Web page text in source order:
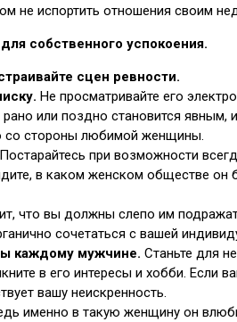
не испортить отношения своим
собственного успокоения.
сцен ревности.
Не просматривайте его
или поздно становится
со стороны любимой женщины.
Постарайтесь при возможности
в каком женском обществе
что вы должны слепо им
сочетаться с вашей
каждому мужчине. Станьте для
в его интересы и хобби. Если
вашу неискренность.
именно в такую женщину он